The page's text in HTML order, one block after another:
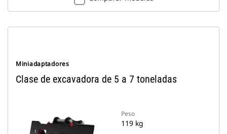
Miniadaptadores
Clase de excavadora de 5 a 7 toneladas
Peso
119 kg